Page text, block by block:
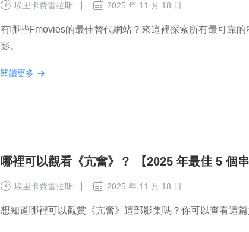
埃里卡費雷拉斯 2025 年 11 月 18 日
有哪些Fmovies的最佳替代網站？來這裡探索所有最可靠
影。
閱讀更多
哪裡可以觀看《亢奮》？ 【2025 年最佳 5 個串
埃里卡費雷拉斯 2025 年 11 月 18 日
想知道哪裡可以觀賞《亢奮》這部影集嗎？你可以查看這